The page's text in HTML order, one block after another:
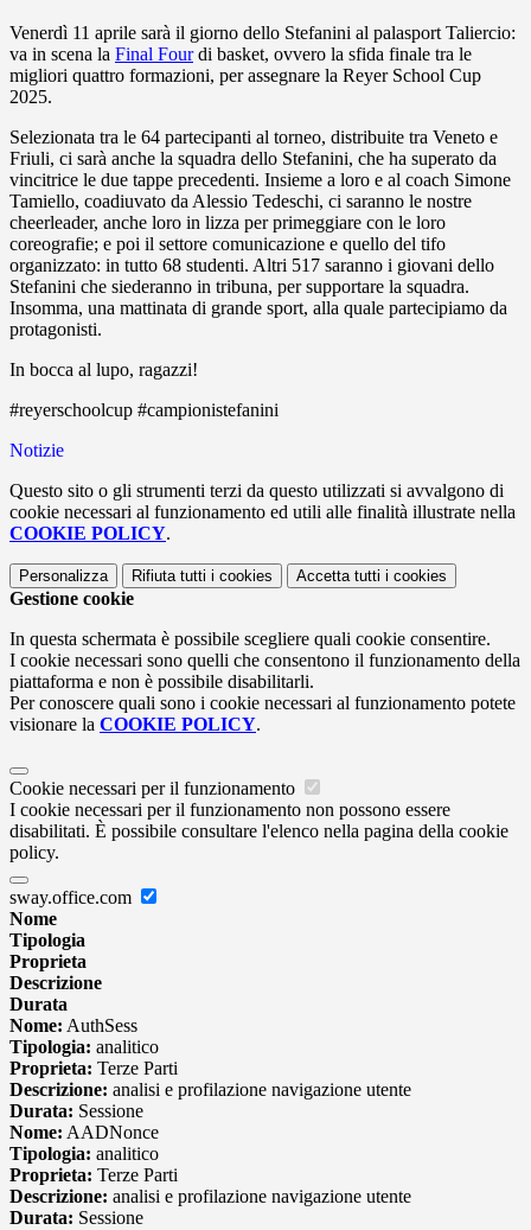
Venerdì 11 aprile sarà il giorno dello Stefanini al palasport Taliercio:
va in scena la Final Fourdi basket, ovvero la sfida finale tra le
migliori quattro formazioni, per assegnare la Reyer School Cup
2025.
Selezionata tra le 64 partecipanti al torneo, distribuite tra Veneto e
Friuli, ci sarà anche la squadra dello Stefanini, che ha superato da
vincitrice le due tappe precedenti. Insieme a loro e al coach Simone
Tamiello, coadiuvato da Alessio Tedeschi, ci saranno le nostre
cheerleader, anche loro in lizza per primeggiare con le loro
coreografie; e poi il settore comunicazione e quello del tifo
organizzato: in tutto 68 studenti. Altri 517 saranno i giovani dello
Stefanini che siederanno in tribuna, per supportare la squadra.
Insomma, una mattinata di grande sport, alla quale partecipiamo da
protagonisti.
In bocca al lupo, ragazzi!
#reyerschoolcup #campionistefanini
Notizie
Questo sito o gli strumenti terzi da questo utilizzati si avvalgono di
cookie necessari al funzionamento ed utili alle finalità illustrate nella
COOKIE POLICY.
Personalizza Rifiuta tutti i cookies Accetta tutti i cookies
Gestione cookie
In questa schermata è possibile scegliere quali cookie consentire.
I cookie necessari sono quelli che consentono il funzionamento della
piattaforma e non è possibile disabilitarli.
Per conoscere quali sono i cookie necessari al funzionamento potete
visionare la COOKIE POLICY.
Cookie necessari per il funzionamento
I cookie necessari per il funzionamento non possono essere
disabilitati. È possibile consultare l'elenco nella pagina della cookie
policy.
sway.office.com
Nome
Tipologia
Proprieta
Descrizione
Durata
Nome: AuthSess
Tipologia: analitico
Proprieta: Terze Parti
Descrizione: analisi e profilazione navigazione utente
Durata: Sessione
Nome: AADNonce
Tipologia: analitico
Proprieta: Terze Parti
Descrizione: analisi e profilazione navigazione utente
Durata: Sessione